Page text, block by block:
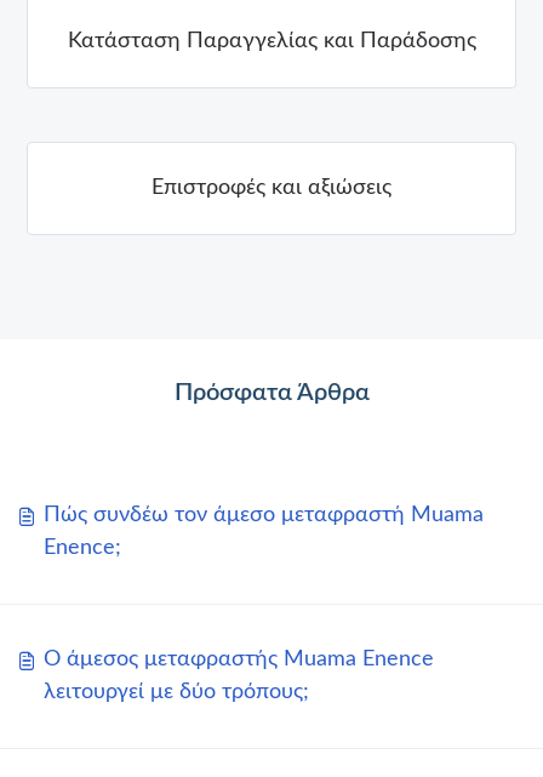
Κατάσταση Παραγγελίας και Παράδοσης
Επιστροφές και αξιώσεις
Πρόσφατα Άρθρα
Πώς συνδέω τον άμεσο μεταφραστή Muama
Enence;
Ο άμεσος μεταφραστής Muama Enence
λειτουργεί με δύο τρόπους;